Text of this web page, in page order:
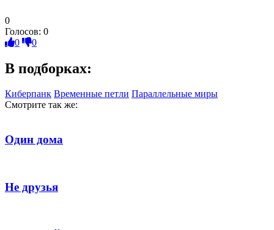
0
Голосов: 0
0
0
В подборках:
Киберпанк Временные петли Параллельные миры
Смотрите так же:
Один дома
Не друзья